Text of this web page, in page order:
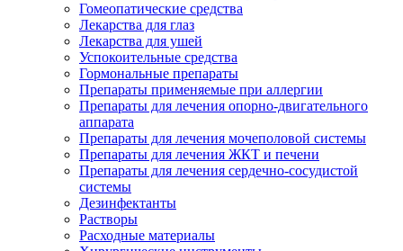
Гомеопатические средства
Лекарства для глаз
Лекарства для ушей
Успокоительные средства
Гормональные препараты
Препараты применяемые при аллергии
Препараты для лечения опорно-двигательного
аппарата
Препараты для лечения мочеполовой системы
Препараты для лечения ЖКТ и печени
Препараты для лечения сердечно-сосудистой
системы
Дезинфектанты
Растворы
Расходные материалы